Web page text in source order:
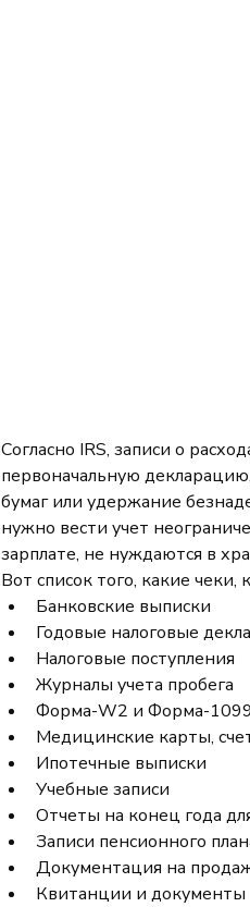
Согласно IRS, записи о
первоначальную
бумаг или удержание
нужно вести учет
зарплате, не нуждаются в
Вот список того, какие
Банковские выписки
Годовые налоговые
Налоговые поступления
Журналы учета пробега
Форма-W2 и Форма-
Медицинские карты,
Ипотечные выписки
Учебные записи
Отчеты на конец года
Записи пенсионного
Документация на
Квитанции и документы